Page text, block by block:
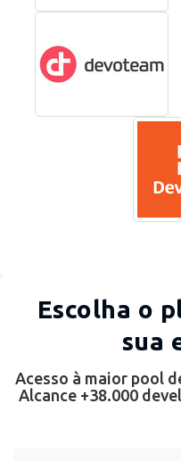
Escolha o
sua
Acesso à maior pool
Alcance +38.000